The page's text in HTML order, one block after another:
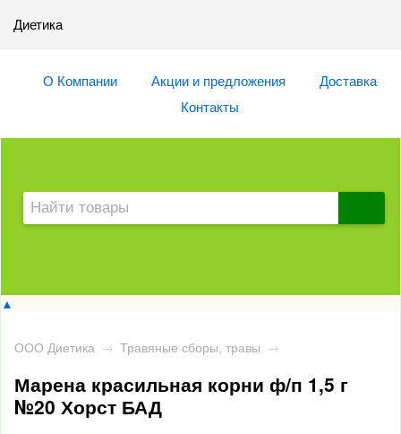
Диетика
О Компании Акции и предложения
Доставка
Контакты
▲
ООО Диетика → Травяные сборы, травы →
Марена красильная корни ф/п 1,5 г
№20 Хорст БАД